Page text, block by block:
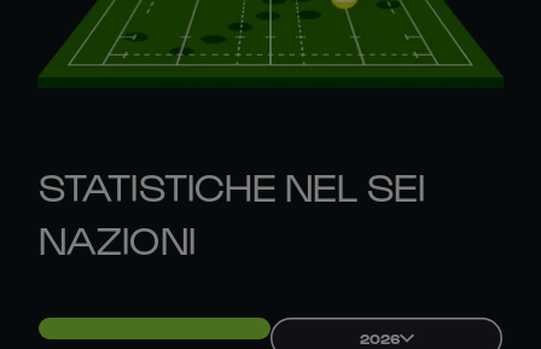
STATISTICHE NEL SEI
NAZIONI
2026